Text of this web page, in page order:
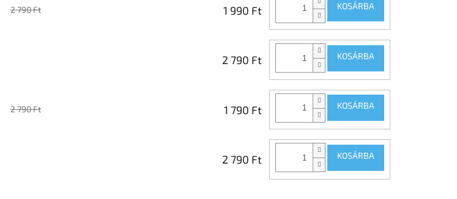
2 790 Ft 1 990 Ft KOSÁRBA
2 790 Ft KOSÁRBA
2 790 Ft 1 790 Ft KOSÁRBA
2 790 Ft KOSÁRBA